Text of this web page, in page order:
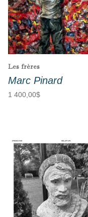
Les frères
Marc Pinard
1 400,00$